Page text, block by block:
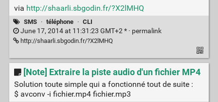
via http://shaarli.sbgodin.fr/?X2lMHQ
SMS · téléphone · CLI
June 17, 2014 at 11:31:23 GMT+2 * · permalink
http://shaarli.sbgodin.fr/?X2lMHQ
[Note] Extraire la piste audio d'un fichier MP4
Solution toute simple qui a fonctionné tout de suite :
$ avconv -i fichier.mp4 fichier.mp3